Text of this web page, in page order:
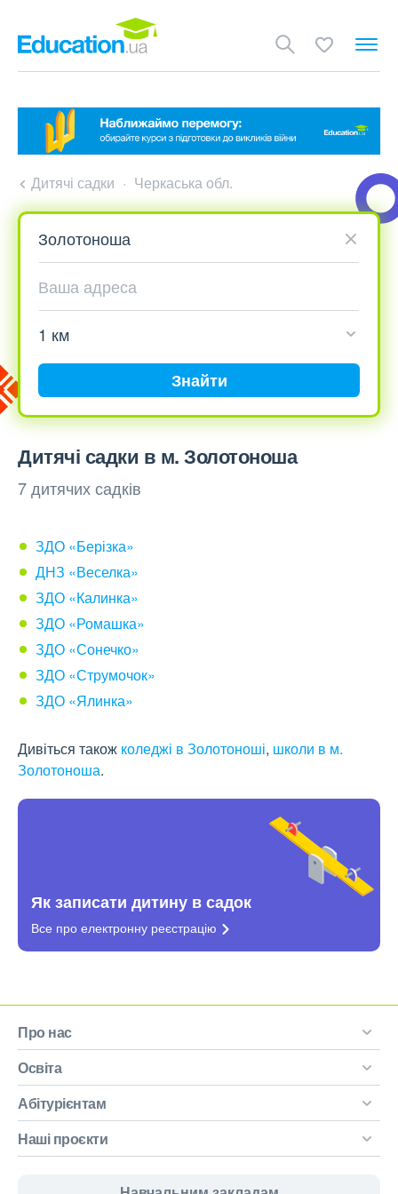
Дитячі садки Черкаська обл.
Знайти
Дитячі садки в м. Золотоноша
7 дитячих садків
ЗДО «Берізка»
ДНЗ «Веселка»
ЗДО «Калинка»
ЗДО «Ромашка»
ЗДО «Сонечко»
ЗДО «Струмочок»
ЗДО «Ялинка»
Дивіться також коледжі в Золотоноші, школи в м.
Золотоноша.
Як записати дитину в садок
Все про електронну реєстрацію
Про нас
Освіта
Абітурієнтам
Наші проєкти